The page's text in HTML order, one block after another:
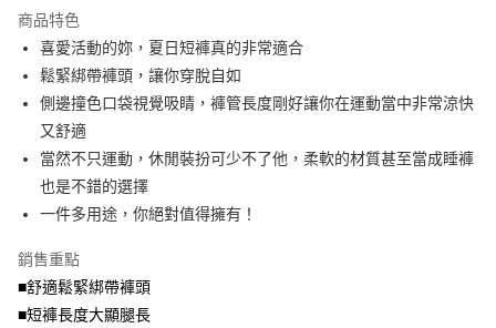
流程，驗證手機門號後，選擇欲分期的期數、繳款截止日，確認付款後即完
成交易。
3.實際核准額度、可分期數及費用金額請依後續交易確認頁面所載為準。
4.訂單成立30分鐘內，如未前往確認交易或遇審核未通過，訂單將自動取
法說明評估內容。
【繳款方式說明】
1.分期款項不併入電信帳單，「大哥付你分期」於每月結算日後寄送繳費提
醒簡訊。
2.透過簡訊連結打開帳單後，可選擇「超商條碼／台灣大直營門市／銀行轉
帳／街口支付／iPASS MONEY」等通路繳費。
【注意事項】
1.本服務係由「台灣大哥大股份有限公司」（以下簡稱本公司）所提供，讓
用戶於交易時，得透過本服務購買商品或服務，並由商店將買賣／分期付款
買賣價金債權讓與本公司後，依約使用本公司帳單繳交帳款。
【關於「AFTEE先享後付」】
AFTEE先享後付是「在收到商品之後才付款」的支付方式。 讓您購物簡單
便利好安心！
１．簡單：不需註冊會員、不需綁卡、不需儲值。
２．便利：只要手機號碼，簡訊認證，即可結帳。
３．安心：先確認商品／服務後，再付款。
【「AFTEE先享後付」結帳流程】
１．於結帳方式選擇「AFTEE先享後付」後，將跳轉至「AFTEE先享後付」
２．訂單成立數日內，您將收到繳費通知簡訊。
ATM／網路銀行／等多元方式進行付款，方視為交易完成。
※ 請注意：結帳手續完成當下不需立刻繳費，但若您需要取消訂單，請聯絡
購買商品的店家。未經商家同意取消之訂單仍視為有效，需透過AFTEE先享
後付繳納相關費用。
ATM付款
全家取貨付款
每筆NT$70，滿NT$699(含以上)免運費
付款後全家取貨
7-11取貨付款
每筆NT$70，滿NT$799(含以上)免運費
商品特色
喜愛活動的妳，夏日短褲真的非常適合
鬆緊綁帶褲頭，讓你穿脫自如
側邊撞色口袋視覺吸睛，褲管長度剛好讓你在運動當中非常涼快
又舒適
當然不只運動，休閒裝扮可少不了他，柔軟的材質甚至當成睡褲
也是不錯的選擇
一件多用途，你絕對值得擁有！
銷售重點
■舒適鬆緊綁帶褲頭
■短褲長度大顯腿長